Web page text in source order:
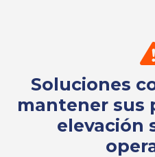
Soluciones
mantener sus
elevación